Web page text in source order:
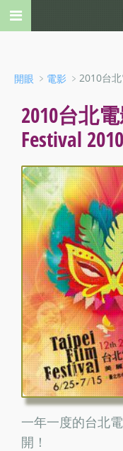
開眼 ﹥ 電影 ﹥2010台
2010台北
Festival 2010
一年一度的台北
開！